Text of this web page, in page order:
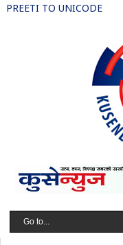
PREETI TO UNICODE